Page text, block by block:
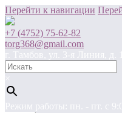
Перейти к навигации
+7 (4752) 75-62-82
torg368@gmail.com
г. Тамбов, ул. 3-я Линия, д.
×
Режим работы: пн. - пт. c